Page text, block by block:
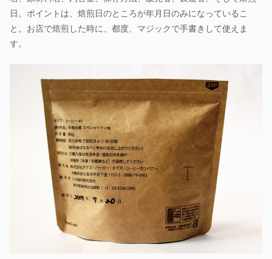
日。ポイントは、焙煎日のところが年月日のみになっているこ
と。お店で焙煎した時に、都度、マジックで手書きして使えま
す。